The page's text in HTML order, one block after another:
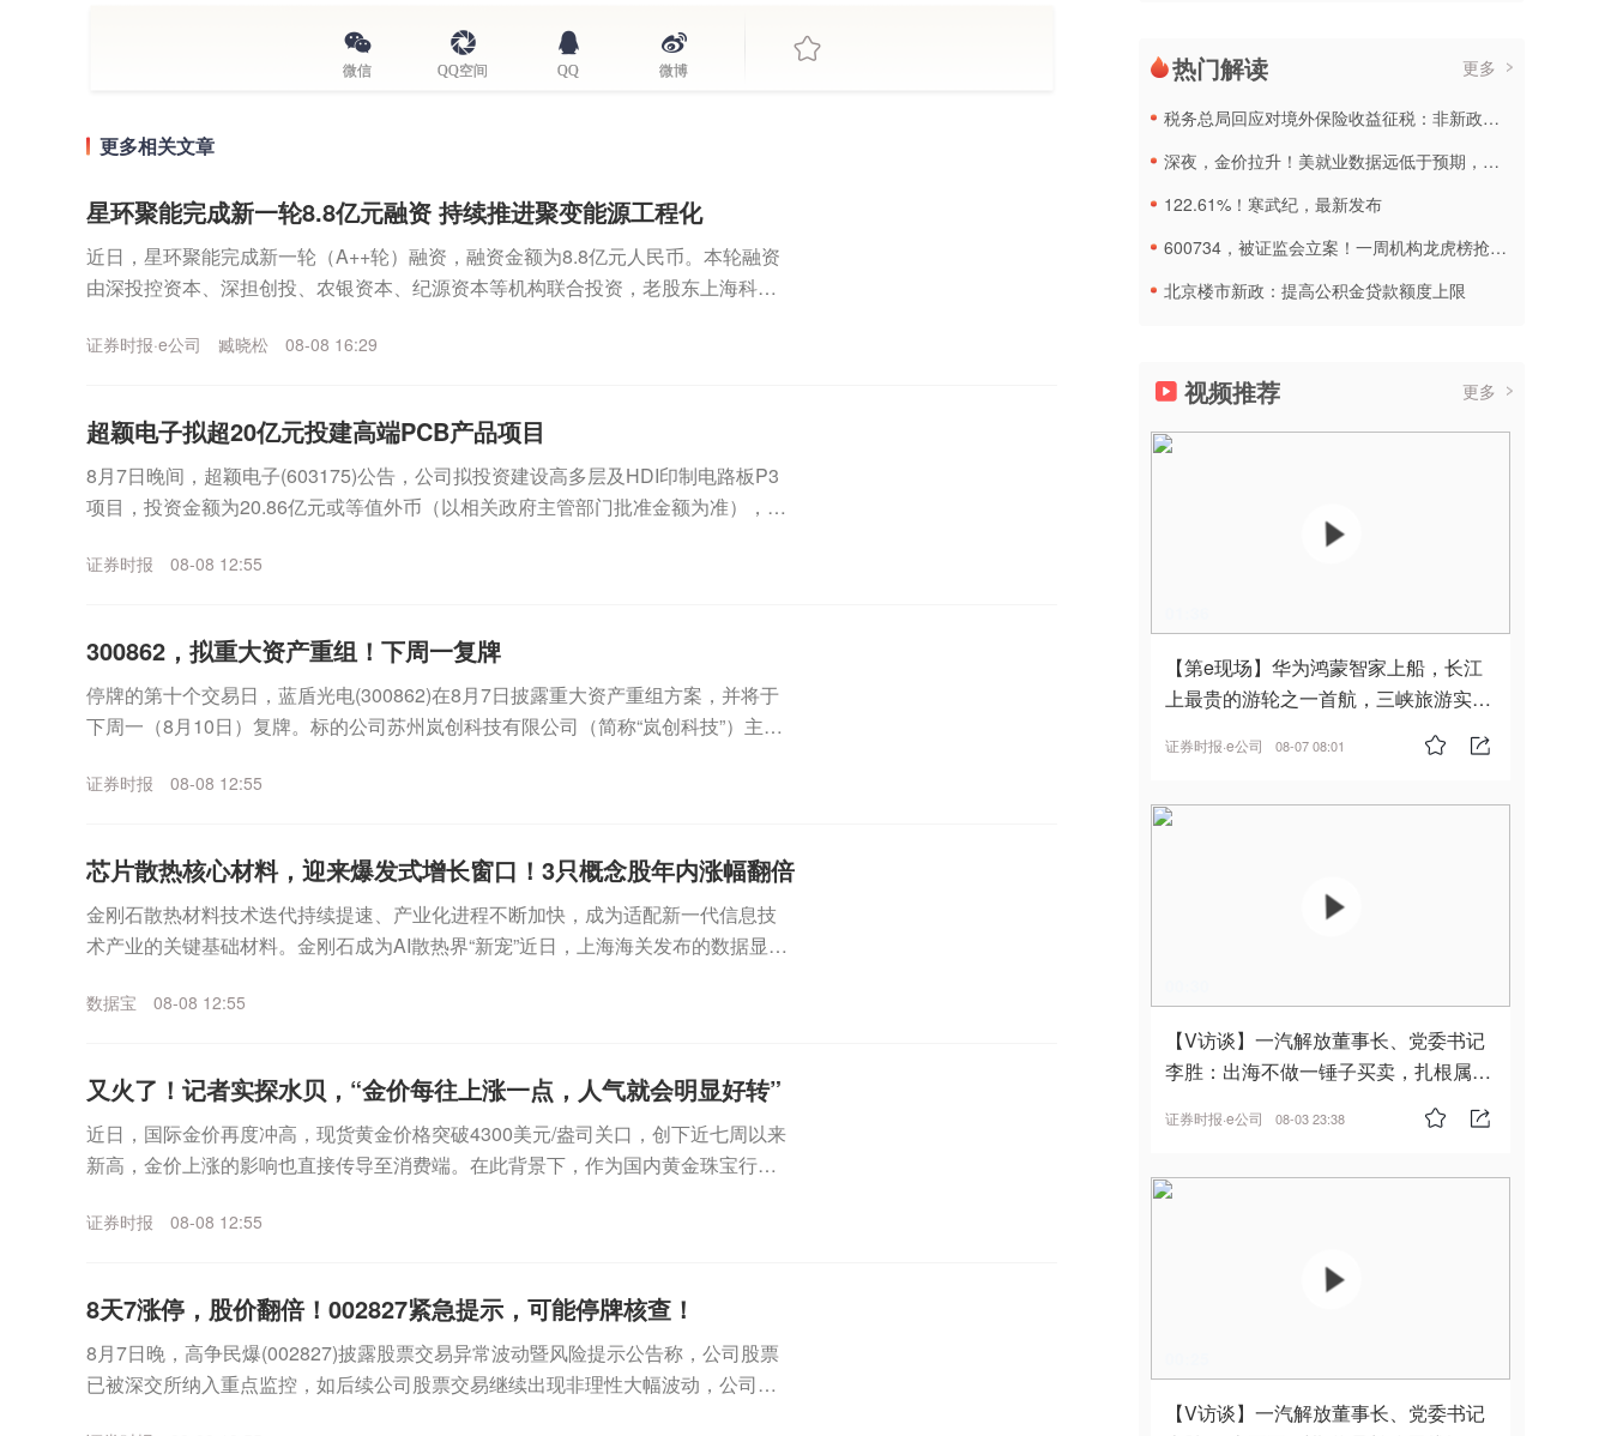
微信 QQ空间 QQ 微博
更多相关文章
星环聚能完成新一轮8.8亿元融资 持续推进聚变能源工程化
近日，星环聚能完成新一轮（A++轮）融资，融资金额为8.8亿元人民币。本轮融资
由深投控资本、深担创投、农银资本、纪源资本等机构联合投资，老股东上海科创
证券时报·e公司 臧晓松 08-08 16:29
超颖电子拟超20亿元投建高端PCB产品项目
8月7日晚间，超颖电子(603175)公告，公司拟投资建设高多层及HDI印制电路板P3
项目，投资金额为20.86亿元或等值外币（以相关政府主管部门批准金额为准），资
证券时报 08-08 12:55
300862，拟重大资产重组！下周一复牌
停牌的第十个交易日，蓝盾光电(300862)在8月7日披露重大资产重组方案，并将于
下周一（8月10日）复牌。标的公司苏州岚创科技有限公司（简称“岚创科技”）主要
证券时报 08-08 12:55
芯片散热核心材料，迎来爆发式增长窗口！3只概念股年内涨幅翻倍
金刚石散热材料技术迭代持续提速、产业化进程不断加快，成为适配新一代信息技
术产业的关键基础材料。金刚石成为AI散热界“新宠”近日，上海海关发布的数据显
数据宝 08-08 12:55
又火了！记者实探水贝，“金价每往上涨一点，人气就会明显好转”
近日，国际金价再度冲高，现货黄金价格突破4300美元/盎司关口，创下近七周以来
新高，金价上涨的影响也直接传导至消费端。在此背景下，作为国内黄金珠宝行业
证券时报 08-08 12:55
8天7涨停，股价翻倍！002827紧急提示，可能停牌核查！
8月7日晚，高争民爆(002827)披露股票交易异常波动暨风险提示公告称，公司股票
已被深交所纳入重点监控，如后续公司股票交易继续出现非理性大幅波动，公司可
热门解读 更多
税务总局回应对境外保险收益征税：非新政策，无需过度解读
深夜，金价拉升！美就业数据远低于预期，加息或生变
122.61%！寒武纪，最新发布
600734，被证监会立案！一周机构龙虎榜抢筹名单出炉
北京楼市新政：提高公积金贷款额度上限
视频推荐 更多
【第e现场】华为鸿蒙智家上船，长江
上最贵的游轮之一首航，三峡旅游实
证券时报·e公司 08-07 08:01
【V访谈】一汽解放董事长、党委书记
李胜：出海不做一锤子买卖，扎根属
证券时报·e公司 08-03 23:38
【V访谈】一汽解放董事长、党委书记